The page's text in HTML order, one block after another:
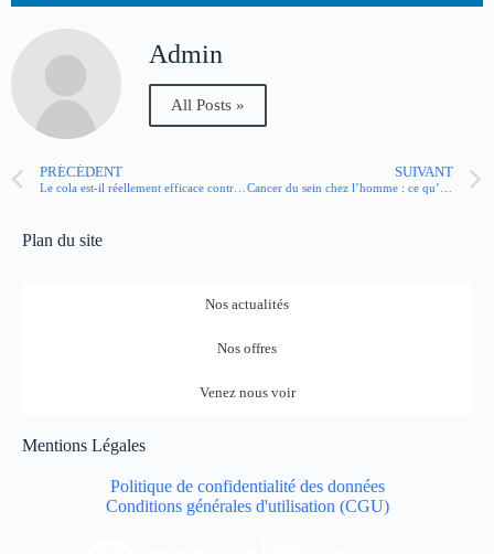
Admin
All Posts »
PRÉCÉDENT SUIVANT
Plan du site
Nos actualités
Nos offres
Venez nous voir
Mentions Légales
Politique de confidentialité des données
Conditions générales d'utilisation (CGU)